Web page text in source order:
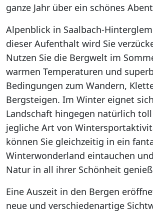
ganze Jahr über ein schönes
Alpenblick in Saalbach-
dieser Aufenthalt wird Sie
Nutzen Sie die Bergwelt im
warmen Temperaturen und
Bedingungen zum Wandern,
Bergsteigen. Im Winter eignet
Landschaft hingegen natürlich
jegliche Art von
können Sie gleichzeitig in ein
Winterwonderland eintauchen
Natur in all ihrer Schönheit
Eine Auszeit in den Bergen
neue und verschiedenartige